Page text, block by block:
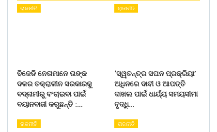
ରାଜନୀତି
ବିଜେଡି ନେତାମାନେ ତାଙ୍କ
ଦଳର ତକ୍ରାଳୀନ ସରକାରକୁ
ବଦ୍ନାମୀରୁ ବଂଚାଇବା ପାଇଁ
ବୟାନବାଜୀ କରୁଛନ୍ତି :…
ରାଜନୀତି
‘ସ୍ୱତନ୍ତ୍ର ସଘନ ପ୍ରକ୍ରିୟା’
ଅଧିନରେ ଦାବୀ ଓ ଆପତ୍ତି
ଦାଖଲ ପାଇଁ ଧାର୍ଯ୍ୟ ସମୟସୀମା
ବୃଦ୍ଧି…
ରାଜନୀତି ରାଜନୀତି